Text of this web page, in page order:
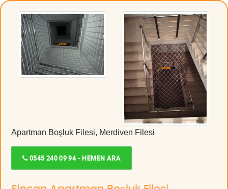
Apartman Boşluk Filesi, Merdiven Filesi
0545 240 09 94 - HEMEN ARA